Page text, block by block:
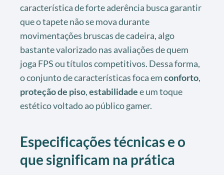
característica de forte aderência busca garantir
que o tapete não se mova durante
movimentações bruscas de cadeira, algo
bastante valorizado nas avaliações de quem
joga FPS ou títulos competitivos. Dessa forma,
o conjunto de características foca emconforto,
proteção de piso,estabilidadee um toque
estético voltado ao público gamer.
Especificações técnicas e o
que significam na prática